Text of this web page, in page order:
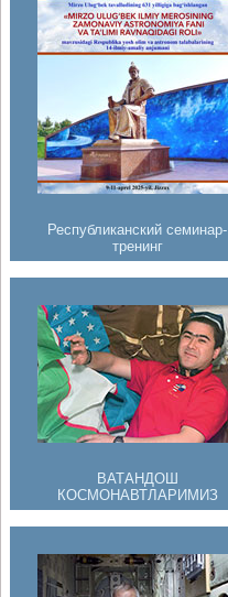
Республиканский семинар-
тренинг
ВАТАНДОШ
КОСМОНАВТЛАРИМИЗ